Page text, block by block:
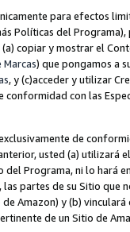
para efectos
Políticas del
copiar y mostrar el
Marcas) que pongamos a
, y (c)acceder y utilizar
con las
de
usted (a) utilizará
del Programa, ni lo hará
partes de su Sitio
Amazon) y (b)
de un Sitio de